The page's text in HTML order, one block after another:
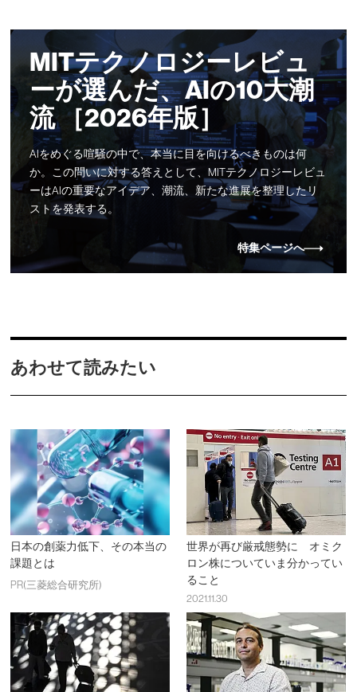
MITテクノロジーレビュ
ーが選んだ、AIの10大潮
流 ［2026年版］
AIをめぐる喧騒の中で、本当に目を向けるべきものは何
か。この問いに対する答えとして、MITテクノロジーレビュ
ーはAIの重要なアイデア、潮流、新たな進展を整理したリ
ストを発表する。
特集ページへ
あわせて読みたい
日本の創薬力低下、その本当の
課題とは
PR(三菱総合研究所)
世界が再び厳戒態勢に オミク
ロン株についていま分かってい
ること
2021.11.30